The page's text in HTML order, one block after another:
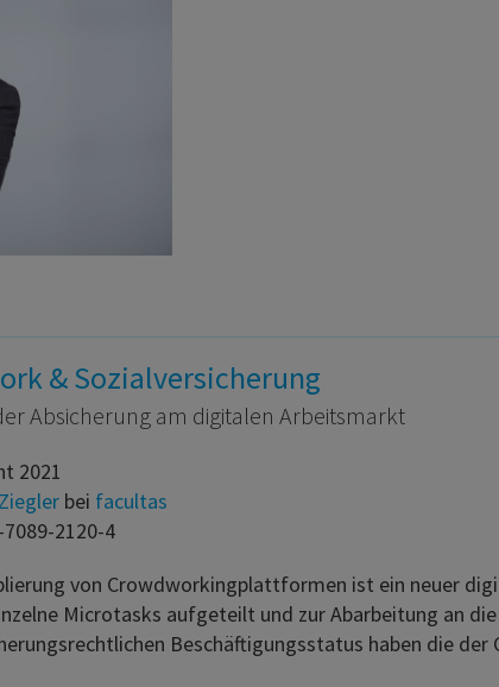
& Sozialversicherung
Absicherung am digitalen Arbeitsmarkt
2021
bei facultas
7089-2120-4
von Crowdworkingplattformen ist ein neuer
Microtasks aufgeteilt und zur Abarbeitung an
Beschäftigungsstatus haben die der